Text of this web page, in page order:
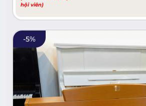
hội viên)
-5%